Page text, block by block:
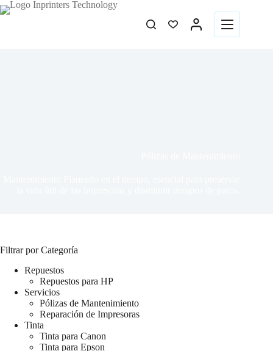
Filtrar por Categoría
Repuestos
Repuestos para HP
Servicios
Pólizas de Mantenimiento
Reparación de Impresoras
Tinta
Tinta para Canon
Tinta para Epson